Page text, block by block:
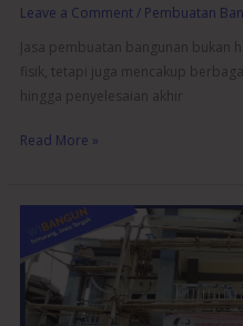
Leave a Comment / Pembuatan
Jasa pembuatan bangunan bukan
fisik, tetapi juga mencakup
hingga penyelesaian akhir
Read More »
Keunggulan
Menggunakan
Jasa
Pembuatan
Bangunan